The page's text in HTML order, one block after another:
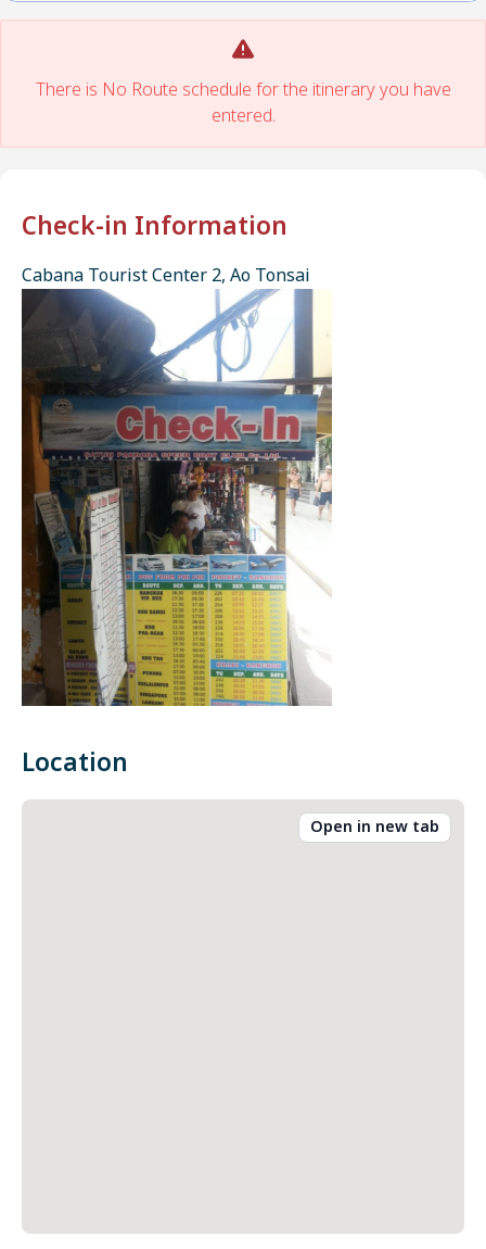
There is No Route schedule for the itinerary you have
entered.
Check-in Information
Cabana Tourist Center 2, Ao Tonsai
Location
Open in new tab